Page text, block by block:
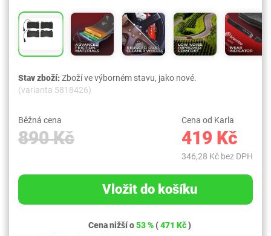
Stav zboží:Zboží ve výborném stavu, jako nové.
(varianta 5818426)
Běžná cena
890 Kč
Cena od Karla
419 Kč
346,28 Kč bez DPH
Vložit do košíku
Cena nižší o53 %(471 Kč)